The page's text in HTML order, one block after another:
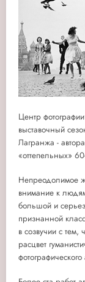
Центр
выставочный
Лагранжа -
«оттепельных»
Непреодолимое
внимание к
большой и
признанной
в созвучии с тем,
расцвет